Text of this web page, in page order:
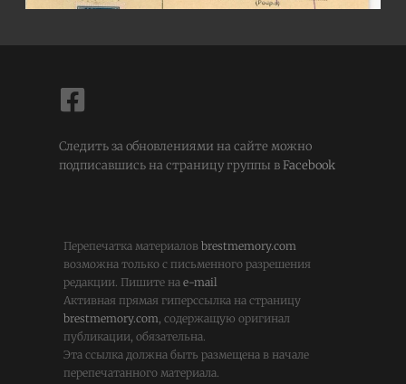
Следить за обновлениями на сайте можно
подписавшись на страницу группы вFacebook
Перепечатка материалов brestmemory.com
возможна только с письменного разрешения
редакции. Пишите на e-mail
Активная прямая гиперссылка на страницу
brestmemory.com , содержащую оригинал
публикации, обязательна.
Эта ссылка должна быть размещена в начале
перепечатанного материала.